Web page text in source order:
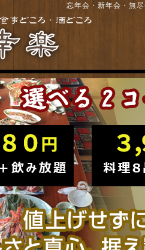
忘年会・新年会・無